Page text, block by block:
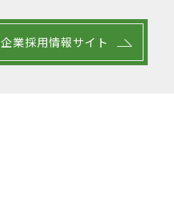
企業採用情報サイト